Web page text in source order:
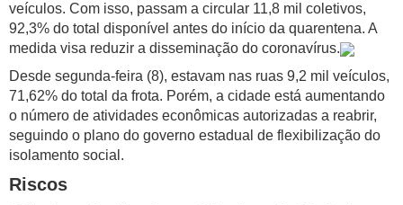
veículos. Com isso, passam a circular 11,8 mil coletivos,
92,3% do total disponível antes do início da quarentena. A
medida visa reduzir a disseminação do coronavírus.
Desde segunda-feira (8), estavam nas ruas 9,2 mil veículos,
71,62% do total da frota. Porém, a cidade está aumentando
o número de atividades econômicas autorizadas a reabrir,
seguindo o plano do governo estadual de flexibilização do
isolamento social.
Riscos